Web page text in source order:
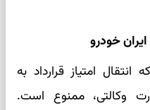
خودرو
امتیاز قرارداد به
وکالتی، ممنوع است.